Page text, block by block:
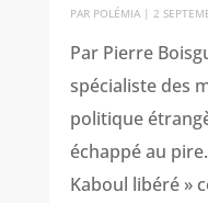
PAR POLÉMIA| 2
Par Pierre
spécialiste des
politique
échappé au
Kaboul libéré »